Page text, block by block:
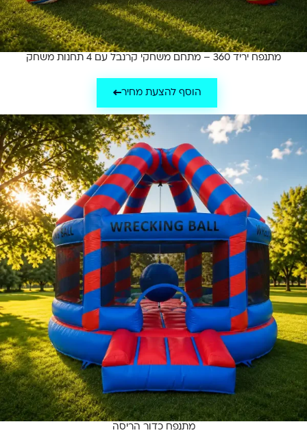
מתנפח יריד 360 – מתחם משחקי קרנבל עם 4 תחנות משחק
הוסף להצעת מחיר
מתנפח כדור הריסה